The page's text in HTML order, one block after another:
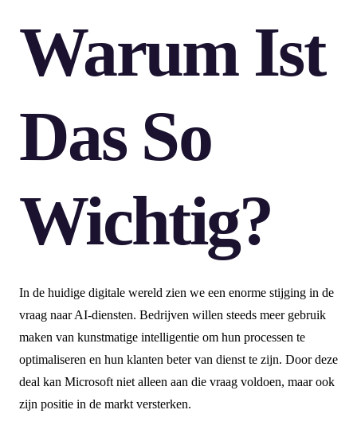
Warum Ist
Das So
Wichtig?
In de huidige digitale wereld zien we een enorme stijging in de
vraag naar AI-diensten. Bedrijven willen steeds meer gebruik
maken van kunstmatige intelligentie om hun processen te
optimaliseren en hun klanten beter van dienst te zijn. Door deze
deal kan Microsoft niet alleen aan die vraag voldoen, maar ook
zijn positie in de markt versterken.